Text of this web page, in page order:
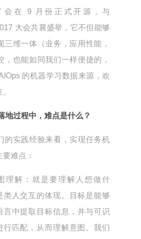
会在 9 月份正式开源，与
大会共襄盛举，它不但能够
三维一体（业务，应用性能，
，也能如同我们一样便捷的，
的机器学习数据来源，欢
地过程中，难点是什么？
的实践经验来看，实现任务机
难点：
理解：就是要理解人想做什
类人交互的体现。目标是能够
言中提取目标信息，并与可识
行匹配，从而理解意图。我们